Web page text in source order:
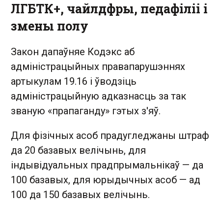
ЛГБТК+, чайлдфры, педафіліі і
змены полу
Закон дапаўняе Кодэкс аб
адміністрацыйных правапарушэннях
артыкулам 19.16 і ўводзіць
адміністрацыйную адказнасць за так
званую «прапаганду» гэтых з'яў.
Для фізічных асоб прадугледжаны штраф
да 20 базавых велічынь, для
індывідуальных прадпрымальнікаў — да
100 базавых, для юрыдычных асоб — ад
100 да 150 базавых велічынь.